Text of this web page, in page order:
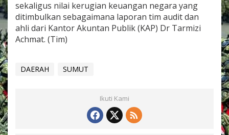
sekaligus nilai kerugian keuangan negara yang
ditimbulkan sebagaimana laporan tim audit dan
ahli dari Kantor Akuntan Publik (KAP) Dr Tarmizi
Achmat. (Tim)
DAERAH SUMUT
Ikuti Kami